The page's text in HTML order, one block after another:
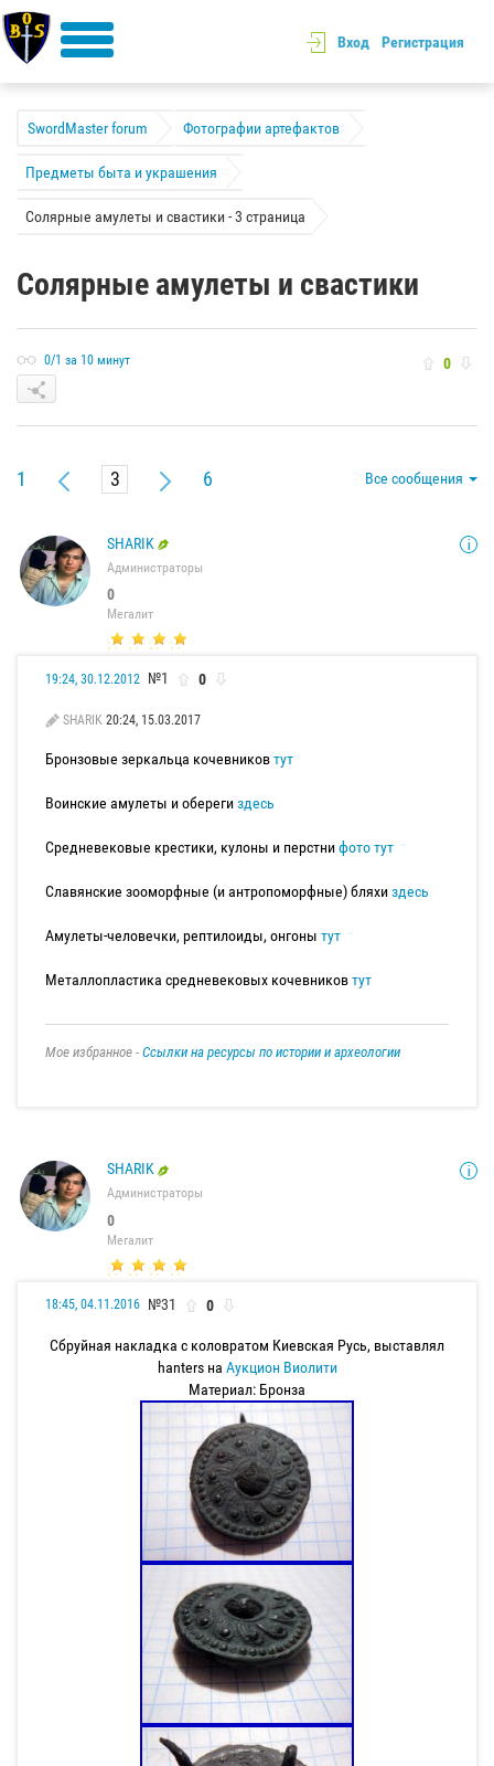
Вход Регистрация
SwordMaster forum Фотографии артефактов
Предметы быта и украшения
Солярные амулеты и свастики - 3 страница
Солярные амулеты и свастики
0/1 за 10 минут 0
1 6 Все сообщения
SHARIK
Администраторы
0
Мегалит
19:24, 30.12.2012 №1 0
SHARIK 20:24, 15.03.2017
Бронзовые зеркальца кочевниковтут
Воинские амулеты и оберегиздесь
Средневековые крестики, кулоны и перстнифото тут
Славянские зооморфные (и антропоморфные) бляхиздесь
Амулеты-человечки, рептилоиды, онгоны тут
Металлопластика средневековых кочевниковтут
Мое избранное - Ссылки на ресурсы по истории и археологии
SHARIK
Администраторы
0
Мегалит
18:45, 04.11.2016 №31 0
Сбруйная накладка с коловратом Киевская Русь, выставлял
hanters на Аукцион Виолити
Материал: Бронза